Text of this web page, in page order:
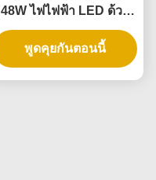
48W ไฟไฟฟ้า LED ด้วย
การเข้า 100-240V สําหรับ
ไฟเทป LED
พูดคุยกันตอนนี้